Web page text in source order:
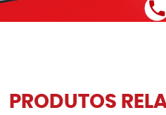
PRODUTOS